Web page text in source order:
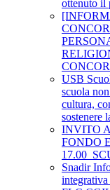
ottenuto il
USB
scuola
cultura,
sostenere
INVITO
FONDO
Snadir